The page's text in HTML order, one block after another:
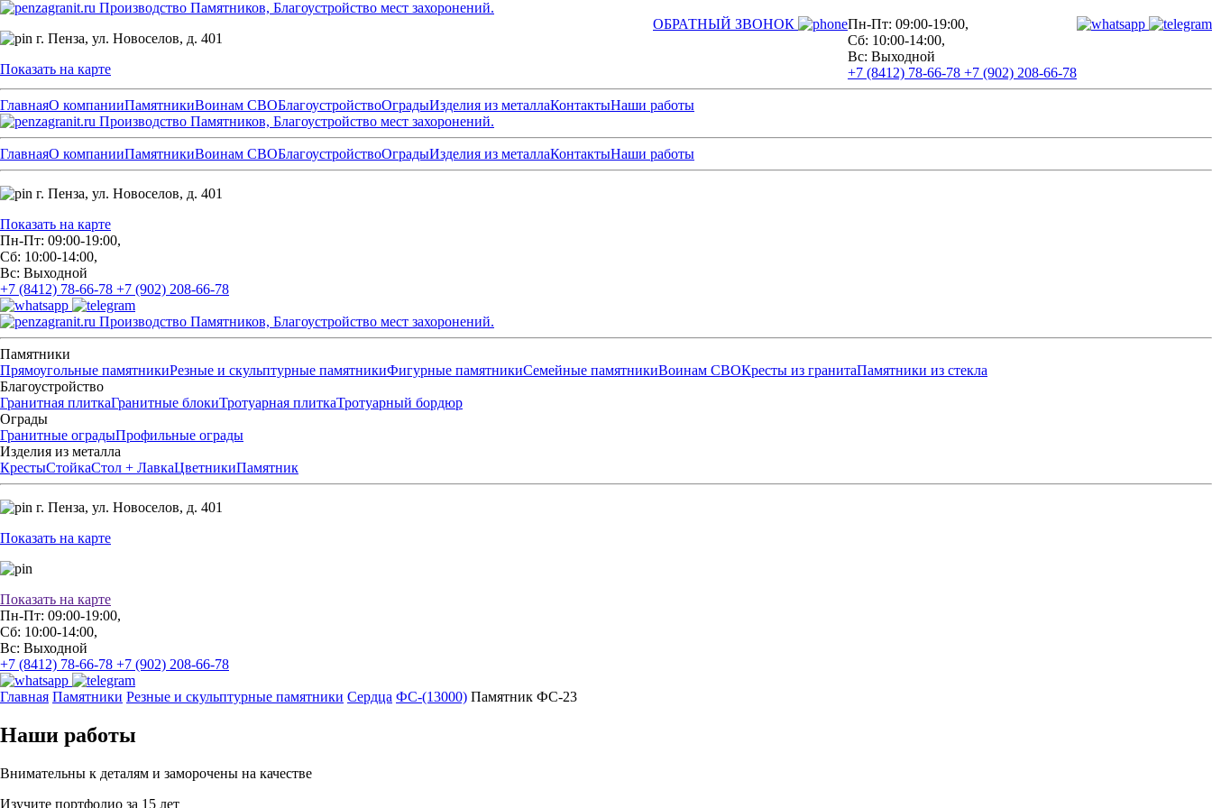
Производство Памятников, Благоустройство мест захоронений.
г. Пенза, ул. Новоселов, д. 401
Показать на карте
ОБРАТНЫЙ ЗВОНОК
Пн-Пт: 09:00-19:00,
Сб: 10:00-14:00,
Вс: Выходной
+7 (8412) 78-66-78 +7 (902) 208-66-78
ГлавнаяО компанииПамятникиВоинам СВОБлагоустройствоОградыИзделия из металлаКонтактыНаши работы
Производство Памятников, Благоустройство мест захоронений.
ГлавнаяО компанииПамятникиВоинам СВОБлагоустройствоОградыИзделия из металлаКонтактыНаши работы
г. Пенза, ул. Новоселов, д. 401
Показать на карте
Пн-Пт: 09:00-19:00,
Сб: 10:00-14:00,
Вс: Выходной
+7 (8412) 78-66-78 +7 (902) 208-66-78
Производство Памятников, Благоустройство мест захоронений.
Памятники
Прямоугольные памятникиРезные и скульптурные памятникиФигурные памятникиСемейные памятникиВоинам СВОКресты из гранитаПамятники из стекла
Благоустройство
Гранитная плиткаГранитные блокиТротуарная плиткаТротуарный бордюр
Ограды
Гранитные оградыПрофильные ограды
Изделия из металла
КрестыСтойкаСтол + ЛавкаЦветникиПамятник
г. Пенза, ул. Новоселов, д. 401
Показать на карте
Показать на карте
Пн-Пт: 09:00-19:00,
Сб: 10:00-14:00,
Вс: Выходной
+7 (8412) 78-66-78 +7 (902) 208-66-78
Главная Памятники Резные и скульптурные памятники Сердца ФС-(13000) Памятник ФС-23
Наши работы
Внимательны к деталям и заморочены на качестве
Изучите портфолио за 15 лет